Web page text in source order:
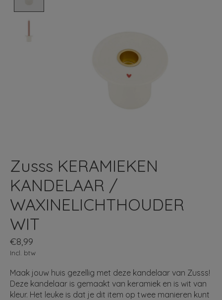
Zusss KERAMIEKEN
KANDELAAR /
WAXINELICHTHOUDER
WIT
€8,99
Incl. btw
Maak jouw huis gezellig met deze kandelaar van Zusss!
Deze kandelaar is gemaakt van keramiek en is wit van
kleur. Het leuke is dat je dit item op twee manieren kunt